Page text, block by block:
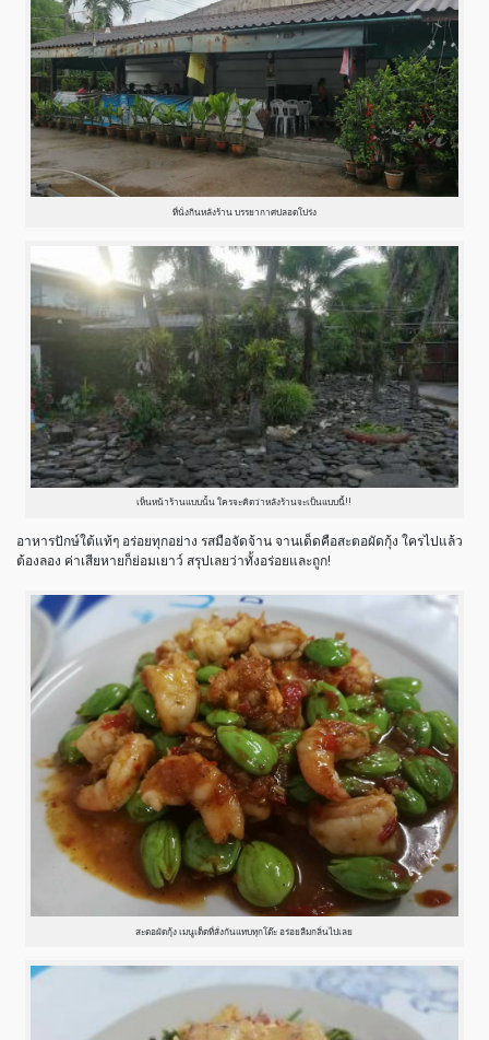
ที่นั่งกินหลังร้าน บรรยากาศปลอดโปร่ง
เห็นหน้าร้านแบบนั้น ใครจะคิดว่าหลังร้านจะเป็นแบบนี้!!
อาหารปักษ์ใต้แท้ๆ อร่อยทุกอย่าง รสมือจัดจ้าน จานเด็ดคือสะตอผัดกุ้ง ใครไปแล้ว
ต้องลอง ค่าเสียหายก็ย่อมเยาว์ สรุปเลยว่าทั้งอร่อยและถูก!
สะตอผัดกุ้ง เมนูเด็ดที่สั่งกันแทบทุกโต๊ะ อร่อยลืมกลิ่นไปเลย